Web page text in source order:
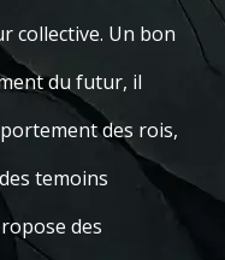
collective. Un bon
du futur, il
des rois,
temoins
des